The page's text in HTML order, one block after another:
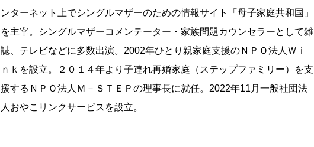
ンターネット上でシングルマザーのための情報サイト「母子家庭共和国」
を主宰。シングルマザーコメンテーター・家族問題カウンセラーとして雑
誌、テレビなどに多数出演。2002年ひとり親家庭支援のＮＰＯ法人Ｗｉ
ｎｋを設立。２０１４年より子連れ再婚家庭（ステップファミリー）を支
援するＮＰＯ法人Ｍ－ＳＴＥＰの理事長に就任。2022年11月一般社団法
人おやこリンクサービスを設立。